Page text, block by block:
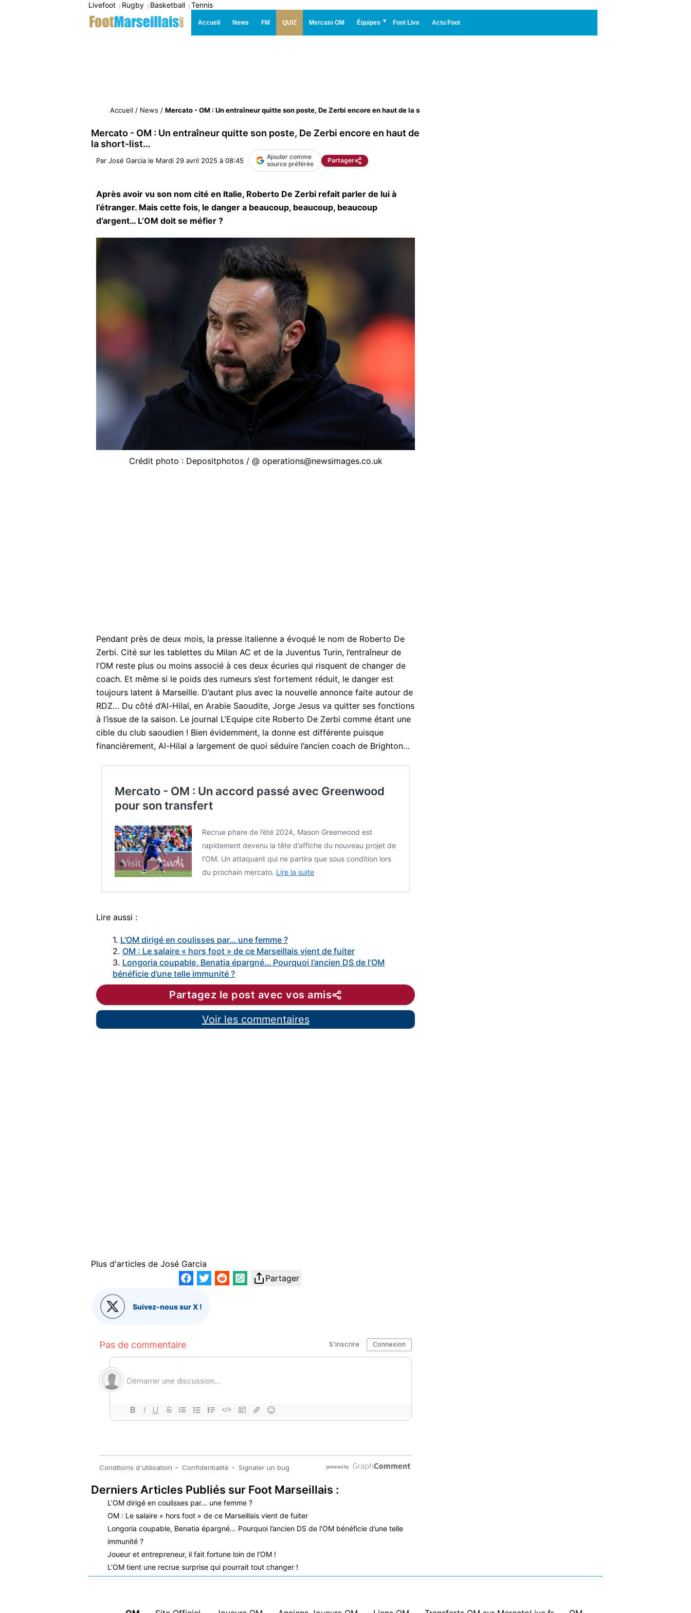
Livefoot | Rugby | Basketball | Tennis
Accueil News FM QUIZ Mercato OM Équipes Foot Live Actu Foot
Accueil / News / Mercato - OM : Un entraîneur quitte son poste, De Zerbi encore en haut de la short-list…
Mercato - OM : Un entraîneur quitte son poste, De Zerbi encore en haut de
la short-list…
Par José Garcia le Mardi 29 avril 2025 à 08:45
Ajouter comme
source préférée
Partager
Après avoir vu son nom cité en Italie, Roberto De Zerbi refait parler de lui à
l’étranger. Mais cette fois, le danger a beaucoup, beaucoup, beaucoup
d’argent… L’OM doit se méfier ?
Crédit photo : Depositphotos / @ operations@newsimages.co.uk
Pendant près de deux mois, la presse italienne a évoqué le nom de Roberto De
Zerbi. Cité sur les tablettes du Milan AC et de la Juventus Turin, l’entraîneur de
l’OM reste plus ou moins associé à ces deux écuries qui risquent de changer de
coach. Et même si le poids des rumeurs s’est fortement réduit, le danger est
toujours latent à Marseille. D’autant plus avec la nouvelle annonce faite autour de
RDZ… Du côté d’Al-Hilal, en Arabie Saoudite, Jorge Jesus va quitter ses fonctions
à l’issue de la saison. Le journal L’Equipe cite Roberto De Zerbi comme étant une
cible du club saoudien ! Bien évidemment, la donne est différente puisque
financièrement, Al-Hilal a largement de quoi séduire l’ancien coach de Brighton…
Mercato - OM : Un accord passé avec Greenwood
pour son transfert
Recrue phare de l’été 2024, Mason Greenwood est
rapidement devenu la tête d’affiche du nouveau projet de
l’OM. Un attaquant qui ne partira que sous condition lors
du prochain mercato. Lire la suite
Lire aussi :
1. L’OM dirigé en coulisses par… une femme ?
2. OM : Le salaire « hors foot » de ce Marseillais vient de fuiter
3. Longoria coupable, Benatia épargné… Pourquoi l’ancien DS de l’OM
bénéficie d’une telle immunité ?
Partagez le post avec vos amis
Voir les commentaires
Plus d'articles de José Garcia
Partager
Suivez-nous sur X !
Derniers Articles Publiés sur Foot Marseillais :
L’OM dirigé en coulisses par… une femme ?
OM : Le salaire « hors foot » de ce Marseillais vient de fuiter
Longoria coupable, Benatia épargné… Pourquoi l’ancien DS de l’OM bénéficie d’une telle
immunité ?
Joueur et entrepreneur, il fait fortune loin de l’OM !
L’OM tient une recrue surprise qui pourrait tout changer !